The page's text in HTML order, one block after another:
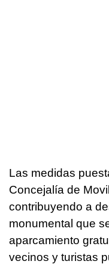
Las medidas
Concejalía de
contribuyendo a
monumental que
aparcamiento
vecinos y turistas